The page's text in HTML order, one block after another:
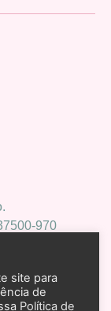
970
site para
de
Política de